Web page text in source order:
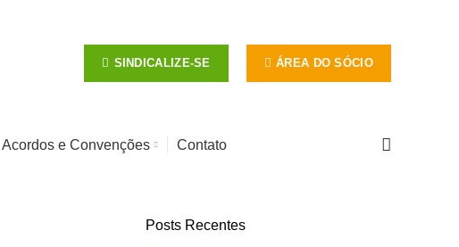
SINDICALIZE-SE ÁREA DO SÓCIO
Acordos e Convenções Contato
Posts Recentes